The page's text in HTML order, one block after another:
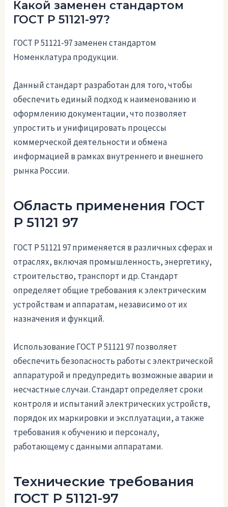
Какой заменен стандартом
ГОСТ Р 51121-97?
ГОСТ Р 51121-97 заменен стандартом
Номенклатура продукции.
Данный стандарт разработан для того, чтобы
обеспечить единый подход к наименованию и
оформлению документации, что позволяет
упростить и унифицировать процессы
коммерческой деятельности и обмена
информацией в рамках внутреннего и внешнего
рынка России.
Область применения ГОСТ
Р 51121 97
ГОСТ Р 51121 97 применяется в различных сферах и
отраслях, включая промышленность, энергетику,
строительство, транспорт и др. Стандарт
определяет общие требования к электрическим
устройствам и аппаратам, независимо от их
назначения и функций.
Использование ГОСТ Р 51121 97 позволяет
обеспечить безопасность работы с электрической
аппаратурой и предупредить возможные аварии и
несчастные случаи. Стандарт определяет сроки
контроля и испытаний электрических устройств,
порядок их маркировки и эксплуатации, а также
требования к обучению и персоналу,
работающему с данными аппаратами.
Технические требования
ГОСТ Р 51121-97